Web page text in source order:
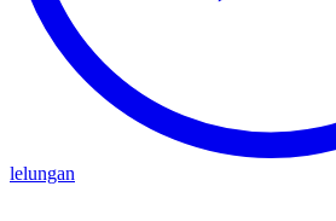
lelungan